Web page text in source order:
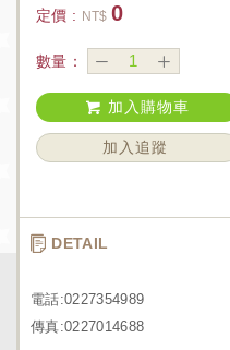
定價 : NT$ 0
數量：
加入購物車
加入追蹤
DETAIL
電話:0227354989
傳真:0227014688